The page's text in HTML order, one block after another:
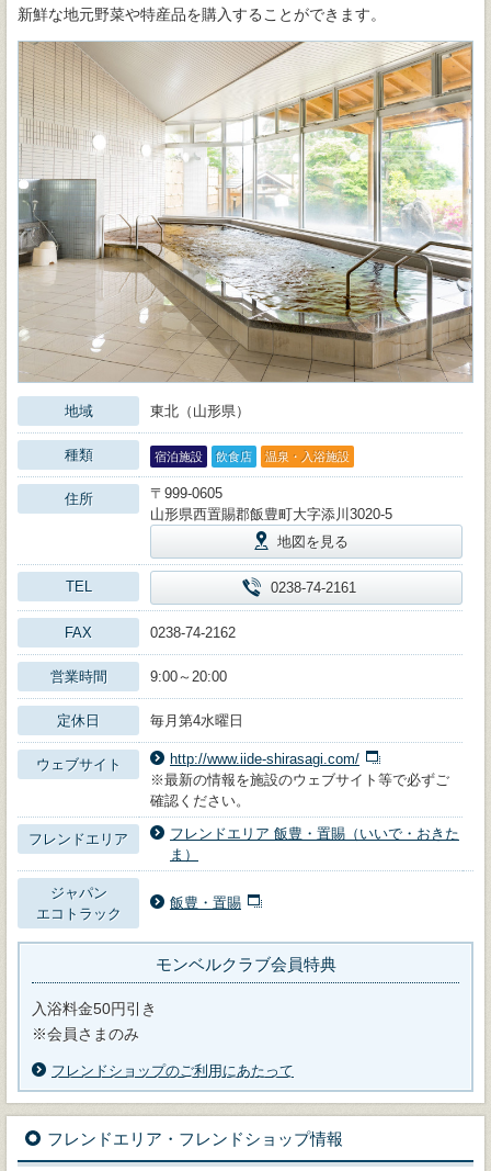
新鮮な地元野菜や特産品を購入することができます。
地域 東北（山形県）
種類 宿泊施設 飲食店 温泉・入浴施設
住所
〒999-0605
山形県西置賜郡飯豊町大字添川3020-5
地図を見る
TEL 0238-74-2161
FAX 0238-74-2162
営業時間 9:00～20:00
定休日 毎月第4水曜日
ウェブサイト
http://www.iide-shirasagi.com/
※最新の情報を施設のウェブサイト等で必ずご
確認ください。
フレンドエリア
フレンドエリア 飯豊・置賜（いいで・おきた
ま）
ジャパン
エコトラック
飯豊・置賜
モンベルクラブ会員特典
入浴料金50円引き
※会員さまのみ
フレンドショップのご利用にあたって
フレンドエリア・フレンドショップ情報